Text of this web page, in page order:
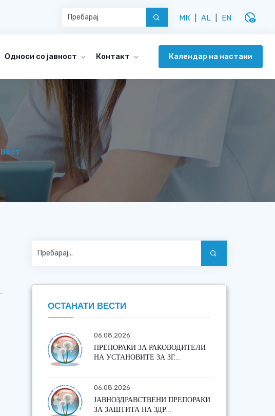
МК AL EN disabled_visible
Односи со јавност Контакт Календар на настани
Вест
ОСТАНАТИ ВЕСТИ
06.08.2026
ПРЕПОРАКИ ЗА РАКОВОДИТЕЛИ
НА УСТАНОВИТЕ ЗА ЗГ...
06.08.2026
ЈАВНОЗДРАВСТВЕНИ ПРЕПОРАКИ
ЗА ЗАШТИТА НА ЗДР...